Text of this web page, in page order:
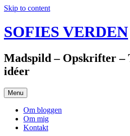
Skip to content
SOFIES VERDEN
Madspild – Opskrifter –
idéer
Menu
Om bloggen
Om mig
Kontakt